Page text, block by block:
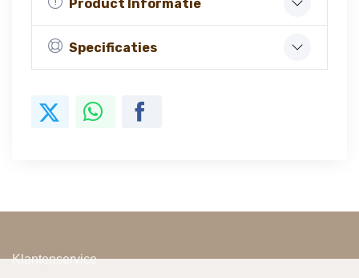
Product Informatie
Specificaties
Klantenservice